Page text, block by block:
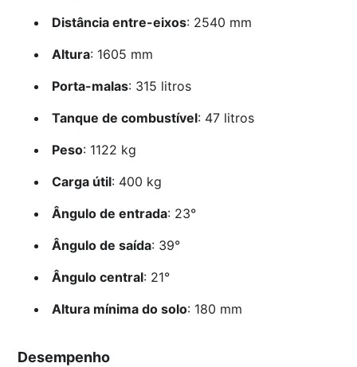
Distância entre-eixos: 2540 mm
Altura: 1605 mm
Porta-malas: 315 litros
Tanque de combustível: 47 litros
Peso: 1122 kg
Carga útil: 400 kg
Ângulo de entrada: 23°
Ângulo de saída: 39°
Ângulo central: 21°
Altura mínima do solo: 180 mm
Desempenho